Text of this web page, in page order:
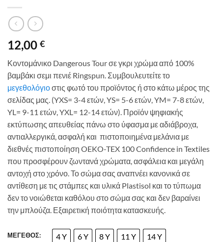
12,00 €
Κοντομάνικο Dangerous Tour σε γκρι χρώμα από 100%
βαμβάκι σεμι πενιέ Ringspun. Συμβουλευτείτε το
μεγεθολόγιοστις φωτό του προϊόντος ή στο κάτω μέρος της
σελίδας μας. (YXS= 3-4 ετών, YS= 5-6 ετών, YM= 7-8 ετών,
YL= 9-11 ετών, YXL= 12-14 ετών). Προϊόν ψηφιακής
εκτύπωσης απευθείας πάνω στο ύφασμα με αδιάβροχα,
αντιαλλεργικά, ασφαλή και πιστοποιημένα μελάνια με
διεθνές πιστοποίηση OEKO-TEX 100 Confidence in Textiles
που προσφέρουν ζωντανά χρώματα, ασφάλεια και μεγάλη
αντοχή στο χρόνο. Το σώμα σας αναπνέει κανονικά σε
αντίθεση με τις στάμπες και υλικά Plastisol και το τύπωμα
δεν το νοιώθεται καθόλου στο σώμα σας και δεν βαραίνει
την μπλούζα. Εξαιρετική ποιότητα κατασκευής.
ΜΕΓΕΘΟΣ: 4 Y 6 Y 8 Y 11 Y 14 Y